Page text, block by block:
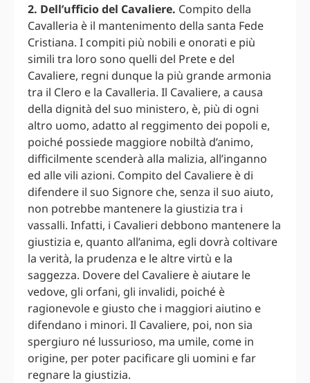
2. Dell’ufficio del Cavaliere. Compito della
Cavalleria è il mantenimento della santa Fede
Cristiana. I compiti più nobili e onorati e più
simili tra loro sono quelli del Prete e del
Cavaliere, regni dunque la più grande armonia
tra il Clero e la Cavalleria. Il Cavaliere, a causa
della dignità del suo ministero, è, più di ogni
altro uomo, adatto al reggimento dei popoli e,
poiché possiede maggiore nobiltà d’animo,
difficilmente scenderà alla malizia, all’inganno
ed alle vili azioni. Compito del Cavaliere è di
difendere il suo Signore che, senza il suo aiuto,
non potrebbe mantenere la giustizia tra i
vassalli. Infatti, i Cavalieri debbono mantenere la
giustizia e, quanto all’anima, egli dovrà coltivare
la verità, la prudenza e le altre virtù e la
saggezza. Dovere del Cavaliere è aiutare le
vedove, gli orfani, gli invalidi, poiché è
ragionevole e giusto che i maggiori aiutino e
difendano i minori. Il Cavaliere, poi, non sia
spergiuro né lussurioso, ma umile, come in
origine, per poter pacificare gli uomini e far
regnare la giustizia.